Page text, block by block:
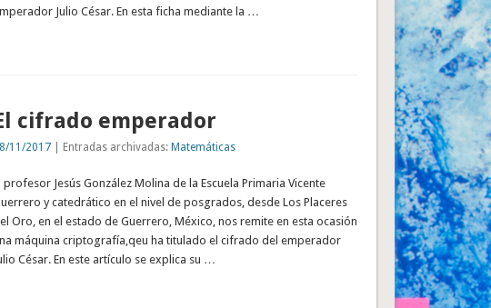
Julio César. En esta ficha mediante la …
cifrado emperador
11/2017| Entradas archivadas: Matemáticas
profesor Jesús González Molina de la Escuela Primaria Vicente
y catedrático en el nivel de posgrados, desde Los Placeres
Oro, en el estado de Guerrero, México, nos remite en esta ocasión
máquina criptografía,qeu ha titulado el cifrado del emperador
César. En este artículo se explica su …